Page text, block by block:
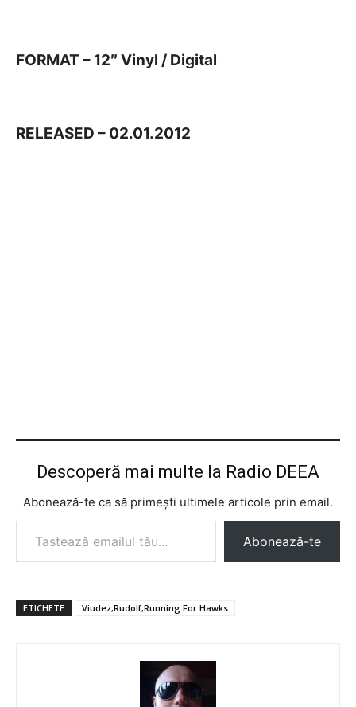
FORMAT – 12″ Vinyl / Digital
RELEASED – 02.01.2012
Descoperă mai multe la Radio DEEA
Abonează-te ca să primești ultimele articole prin email.
Tastează emailul tău...
Abonează-te
ETICHETE Viudez;Rudolf;Running For Hawks